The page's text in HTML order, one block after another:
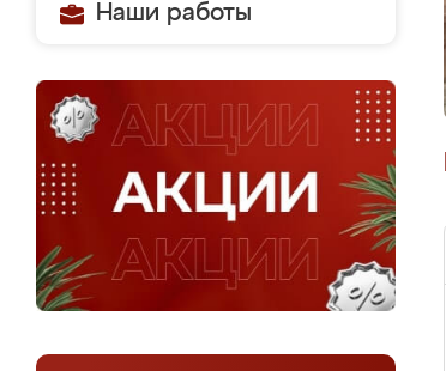
Наши работы